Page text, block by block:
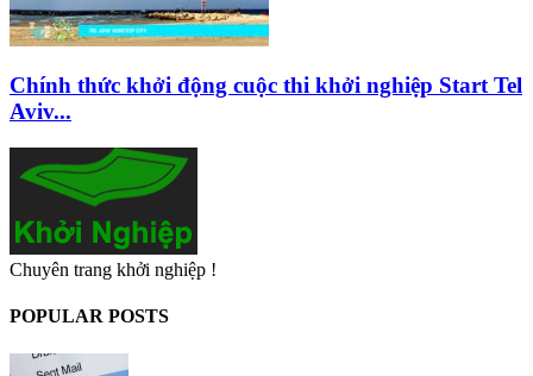
Chính thức khởi động cuộc thi khởi nghiệp Start Tel
Aviv...
Chuyên trang khởi nghiệp !
POPULAR POSTS